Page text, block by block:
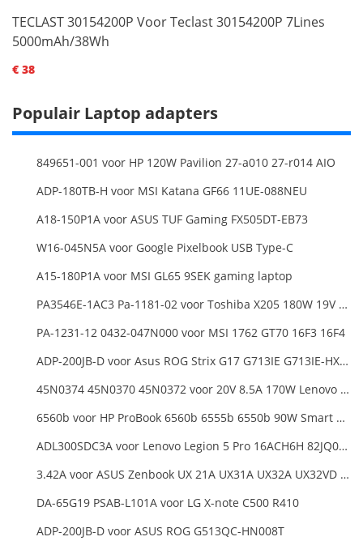
TECLAST 30154200P Voor Teclast 30154200P 7Lines
5000mAh/38Wh
€ 38
Populair Laptop adapters
849651-001 voor HP 120W Pavilion 27-a010 27-r014 AIO
ADP-180TB-H voor MSI Katana GF66 11UE-088NEU
A18-150P1A voor ASUS TUF Gaming FX505DT-EB73
W16-045N5A voor Google Pixelbook USB Type-C
A15-180P1A voor MSI GL65 9SEK gaming laptop
PA3546E-1AC3 Pa-1181-02 voor Toshiba X205 180W 19V 9.5A Laptop DC Charger Power Supply
PA-1231-12 0432-047N000 voor MSI 1762 GT70 16F3 16F4
ADP-200JB-D voor Asus ROG Strix G17 G713IE G713IE-HX002W
45N0374 45N0370 45N0372 voor 20V 8.5A 170W Lenovo ThinkPad W540 T540P
6560b voor HP ProBook 6560b 6555b 6550b 90W Smart AC Power Adapter Laptop
ADL300SDC3A voor Lenovo Legion 5 Pro 16ACH6H 82JQ008HUK 82JQ008
3.42A voor ASUS Zenbook UX 21A UX31A UX32A UX32VD Series Ultrabook Models
DA-65G19 PSAB-L101A voor LG X-note C500 R410
ADP-200JB-D voor ASUS ROG G513QC-HN008T